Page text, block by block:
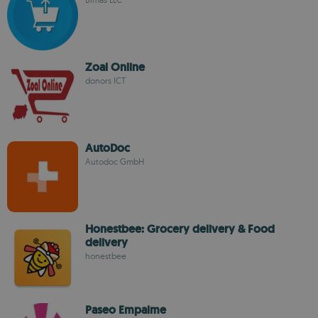
Zoal Online
donors ICT
AutoDoc
Autodoc GmbH
Honestbee: Grocery delivery & Food
delivery
honestbee
Paseo Empalme